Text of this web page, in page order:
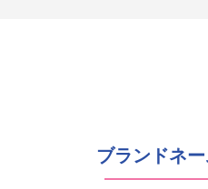
ブランドネ